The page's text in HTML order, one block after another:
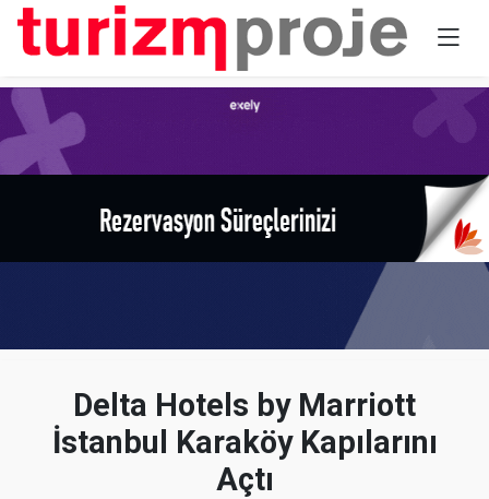
Delta Hotels by Marriott
İstanbul Karaköy Kapılarını
Açtı